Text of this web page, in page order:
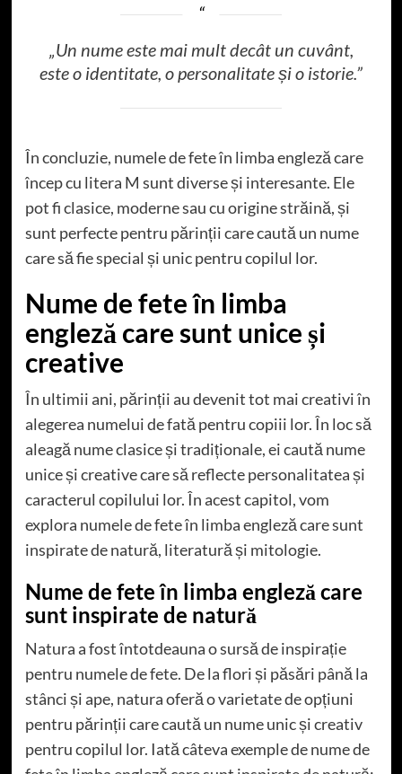
„Un nume este mai mult decât un cuvânt,
este o identitate, o personalitate și o istorie.”
În concluzie, numele de fete în limba engleză care
încep cu litera M sunt diverse și interesante. Ele
pot fi clasice, moderne sau cu origine străină, și
sunt perfecte pentru părinții care caută un nume
care să fie special și unic pentru copilul lor.
Nume de fete în limba
engleză care sunt unice și
creative
În ultimii ani, părinții au devenit tot mai creativi în
alegerea numelui de fată pentru copiii lor. În loc să
aleagă nume clasice și tradiționale, ei caută nume
unice și creative care să reflecte personalitatea și
caracterul copilului lor. În acest capitol, vom
explora numele de fete în limba engleză care sunt
inspirate de natură, literatură și mitologie.
Nume de fete în limba engleză care
sunt inspirate de natură
Natura a fost întotdeauna o sursă de inspirație
pentru numele de fete. De la flori și păsări până la
stânci și ape, natura oferă o varietate de opțiuni
pentru părinții care caută un nume unic și creativ
pentru copilul lor. Iată câteva exemple de nume de